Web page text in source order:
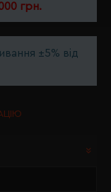
грн.
±5% від